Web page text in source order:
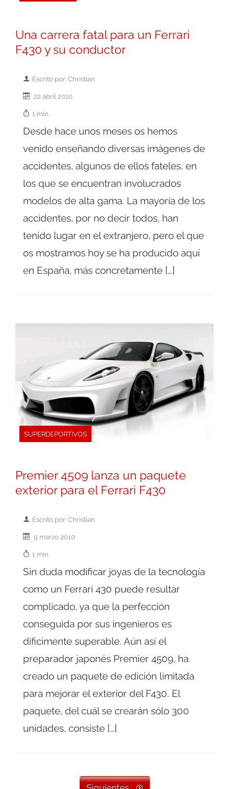
Una carrera fatal para un Ferrari
F430 y su conductor
Escrito por: Christian
22 abril 2010
1 min.
Desde hace unos meses os hemos
venido enseñando diversas imágenes de
accidentes, algunos de ellos fateles, en
los que se encuentran involucrados
modelos de alta gama. La mayoría de los
accidentes, por no decir todos, han
tenido lugar en el extranjero, pero el que
os mostramos hoy se ha producido aquí
en España, más concretamente […]
SUPERDEPORTIVOS
Premier 4509 lanza un paquete
exterior para el Ferrari F430
Escrito por: Christian
9 marzo 2010
1 min.
Sin duda modificar joyas de la tecnología
como un Ferrari 430 puede resultar
complicado, ya que la perfección
conseguida por sus ingenieros es
dificimente superable. Aún así el
preparador japonés Premier 4509, ha
creado un paquete de edición limitada
para mejorar el exterior del F430. El
paquete, del cuál se crearán sólo 300
unidades, consiste […]